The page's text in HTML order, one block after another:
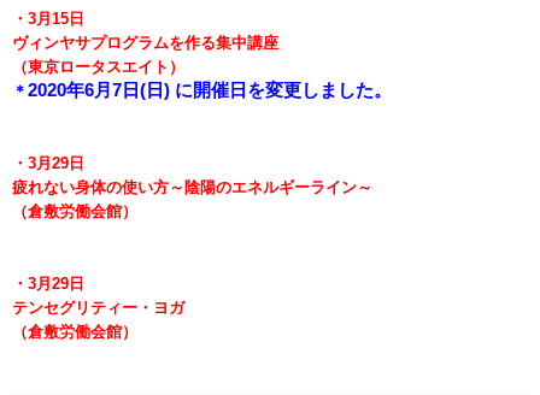
・3月15日
ヴィンヤサプログラムを作る集中講座
（東京ロータスエイト）
＊ 2020年6月7日(日) に開催日を変更しました。
・3月29日
疲れない身体の使い方～陰陽のエネルギーライン～
（倉敷労働会館）
・3月29日
テンセグリティー・ヨガ
（倉敷労働会館）